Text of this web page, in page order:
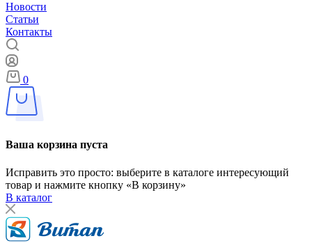
Новости
Статьи
Контакты
0
Ваша корзина пуста
Исправить это просто: выберите в каталоге интересующий
товар и нажмите кнопку «В корзину»
В каталог